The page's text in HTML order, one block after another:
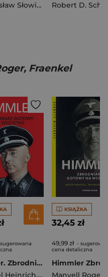
Przemysław Słowiński
,Teresa
Fraenkel
Himmler. Zbrodniarz gotowy na wszystko wyd. 2025
Heinrich, Manvell Roger
KSIĄŻKA
32,45 zł
49,99 zł -
cena detaliczna
Manvell Roger